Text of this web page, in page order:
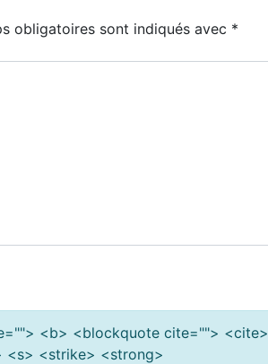
obligatoires sont indiqués avec *
<b> <blockquote cite=""> <cite>
<s> <strike> <strong>